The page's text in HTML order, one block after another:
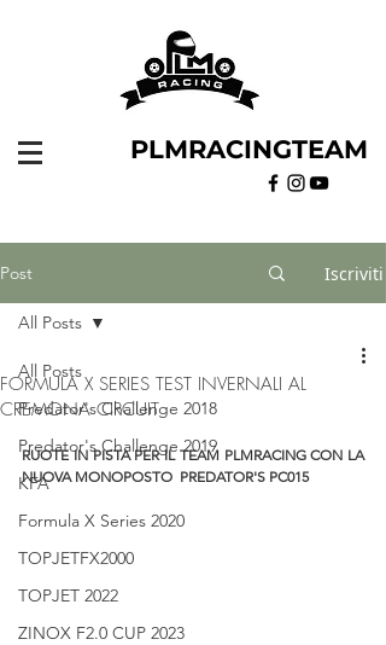
PLMRACINGTEAM
Post Iscriviti
All Posts
Predator's Challenge 2018
Predator's Challenge 2019
KFA
Formula X Series 2020
TOPJETFX2000
TOPJET 2022
ZINOX F2.0 CUP 2023
All Posts
FORMULA X SERIES TEST INVERNALI AL
CREMONA CIRCUIT
RUOTE IN PISTA PER IL TEAM PLMRACING CON LA
NUOVA MONOPOSTO  PREDATOR'S PC015